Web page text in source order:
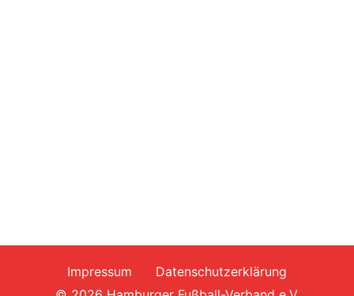
Impressum
Datenschutzerklärung